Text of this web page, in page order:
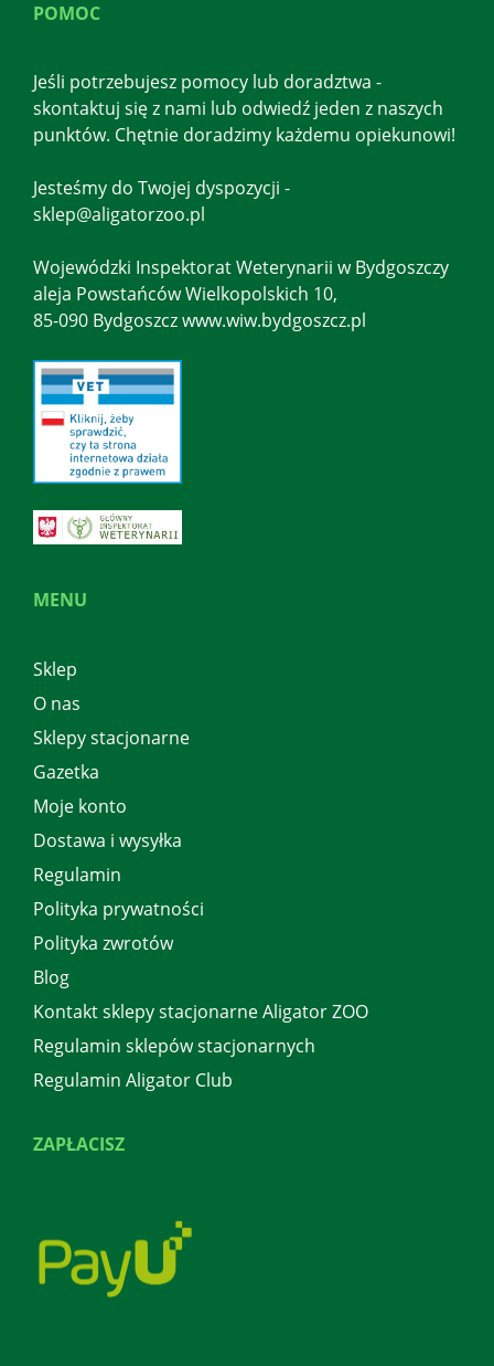
MENU
Sklep
O nas
Sklepy stacjonarne
Gazetka
Moje konto
Dostawa i wysyłka
Regulamin
Polityka prywatności
Polityka zwrotów
Blog
Kontakt sklepy stacjonarne Aligator ZOO
Regulamin sklepów stacjonarnych
Regulamin Aligator Club
ZAPŁACISZ
POMOC
Jeśli potrzebujesz pomocy lub doradztwa -
skontaktuj się z nami lub odwiedź jeden z naszych
punktów. Chętnie doradzimy każdemu opiekunowi!
Jesteśmy do Twojej dyspozycji -
sklep@aligatorzoo.pl
Wojewódzki Inspektorat Weterynarii w Bydgoszczy
aleja Powstańców Wielkopolskich 10,
85-090 Bydgoszcz www.wiw.bydgoszcz.pl